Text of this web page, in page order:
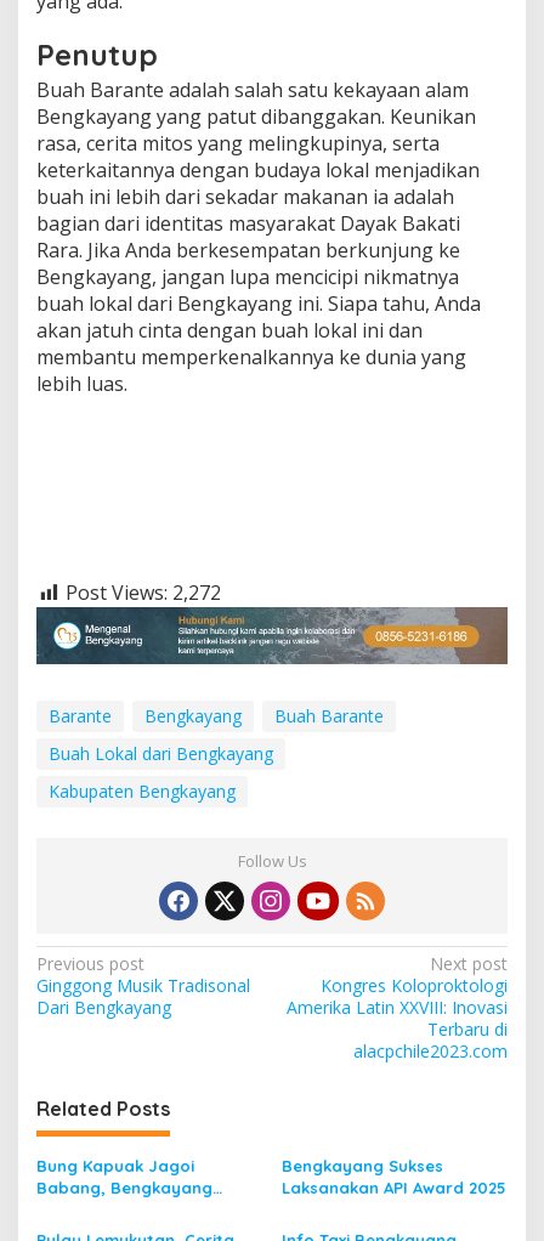
Penutup
Buah Barante adalah salah satu kekayaan alam
Bengkayang yang patut dibanggakan. Keunikan
rasa, cerita mitos yang melingkupinya, serta
keterkaitannya dengan budaya lokal menjadikan
buah ini lebih dari sekadar makanan ia adalah
bagian dari identitas masyarakat Dayak Bakati
Rara. Jika Anda berkesempatan berkunjung ke
Bengkayang, jangan lupa mencicipi nikmatnya
buah lokal dari Bengkayang ini. Siapa tahu, Anda
akan jatuh cinta dengan buah lokal ini dan
membantu memperkenalkannya ke dunia yang
lebih luas.
Post Views: 2,272
Barante Bengkayang
Buah Barante
Buah Lokal dari Bengkayang
Kabupaten Bengkayang
Follow Us
P
o
n
a
v
Previous post
Ginggong Musik Tradisonal
Dari Bengkayang
Next post
Kongres Koloproktologi
Amerika Latin XXVIII: Inovasi
Terbaru di
alacpchile2023.com
Related Posts
Bung Kapuak Jagoi
Babang, Bengkayang
Bengkayang Sukses
Laksanakan API Award 2025